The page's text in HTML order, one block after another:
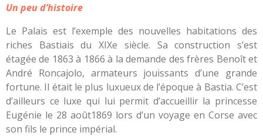
Un peu d’histoire
Le Palais est l’exemple des nouvelles habitations des
riches Bastiais du XIXe siècle. Sa construction s’est
étagée de 1863 à 1866 à la demande des frères Benoît et
André Roncajolo, armateurs jouissants d’une grande
fortune. Il était le plus luxueux de l’époque à Bastia. C’est
d’ailleurs ce luxe qui lui permit d’accueillir la princesse
Eugénie le 28 août1869 lors d’un voyage en Corse avec
son fils le prince impérial.